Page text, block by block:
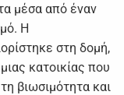
μέσα από έναν
Η
στη δομή,
κατοικίας που
βιωσιμότητα και